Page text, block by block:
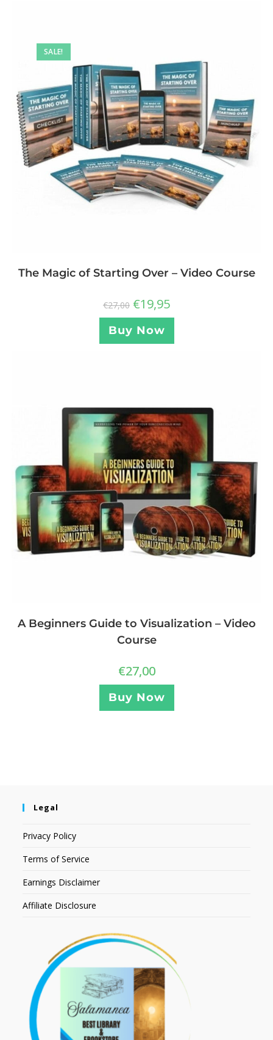
SALE!
The Magic of Starting Over – Video Course
€27,00 €19,95
Buy Now
A Beginners Guide to Visualization – Video
Course
€27,00
Buy Now
Legal
Privacy Policy
Terms of Service
Earnings Disclaimer
Affiliate Disclosure